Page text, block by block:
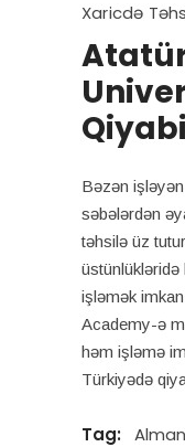
Xaricdə
Bəzən
səbələrdən
təhsilə üz
işləmək
Academy-ə
həm işləmə
Türkiyədə
Tag: